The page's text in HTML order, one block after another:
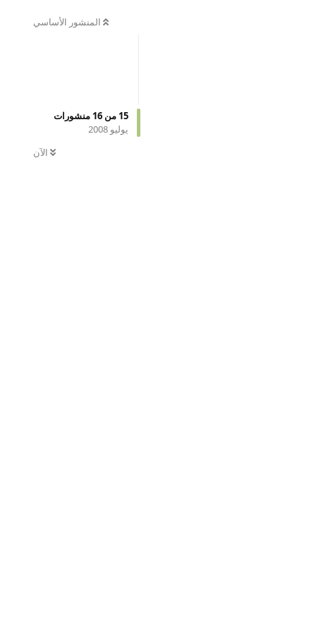
المنشور الأساسي
15 من 16 منشورات
يوليو 2008
الآن